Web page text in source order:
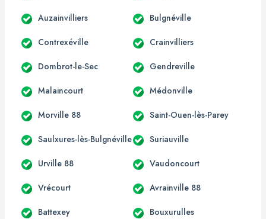
Auzainvilliers Bulgnéville
Contrexéville Crainvilliers
Dombrot-le-Sec Gendreville
Malaincourt Médonville
Morville 88 Saint-Ouen-lès-Parey
Saulxures-lès-Bulgnéville Suriauville
Urville 88 Vaudoncourt
Vrécourt Avrainville 88
Battexey Bouxurulles